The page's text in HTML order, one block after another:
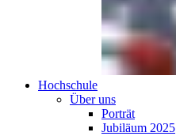
Hochschule
Über uns
Porträt
Jubiläum 2025